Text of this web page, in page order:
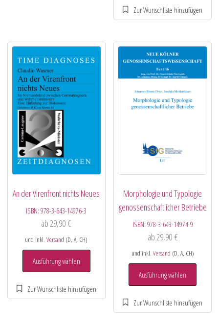
An der Virenfront nichts Neues
ISBN:978-3-643-14976-3
ab 29,90€
und inkl.Versand (D, A, CH)
Ausführung wählen
Morphologie und Typologie
genossenschaftlicher Betriebe
ISBN: 978-3-643-14974-9
ab 29,90 €
und inkl. Versand (D, A, CH)
Ausführung wählen